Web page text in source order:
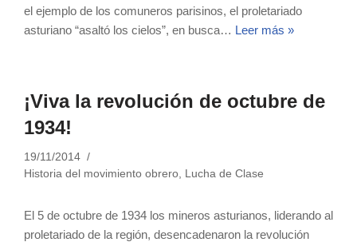
el ejemplo de los comuneros parisinos, el proletariado
asturiano “asaltó los cielos”, en busca… Leer más »
¡Viva la revolución de octubre de
1934!
19/11/2014
Historia del movimiento obrero, Lucha de Clase
El 5 de octubre de 1934 los mineros asturianos, liderando al
proletariado de la región, desencadenaron la revolución